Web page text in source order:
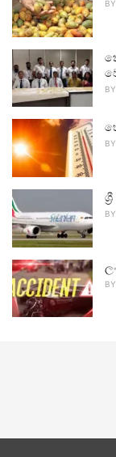
BY
BY
BY
BY
BY